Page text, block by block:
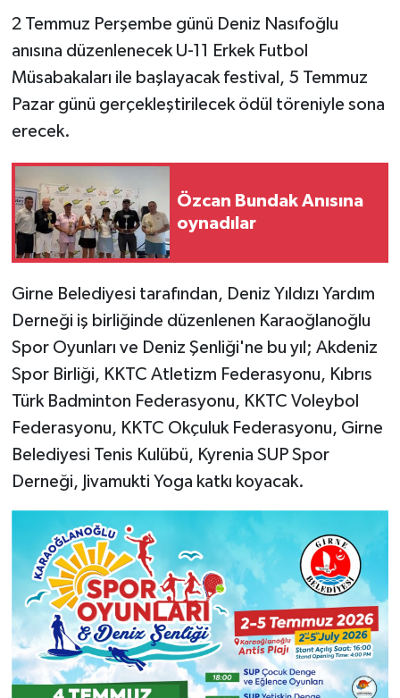
2 Temmuz Perşembe günü Deniz Nasıfoğlu
anısına düzenlenecek U-11 Erkek Futbol
Müsabakaları ile başlayacak festival, 5 Temmuz
Pazar günü gerçekleştirilecek ödül töreniyle sona
erecek.
Özcan Bundak Anısına
oynadılar
Girne Belediyesi tarafından, Deniz Yıldızı Yardım
Derneği iş birliğinde düzenlenen Karaoğlanoğlu
Spor Oyunları ve Deniz Şenliği'ne bu yıl; Akdeniz
Spor Birliği, KKTC Atletizm Federasyonu, Kıbrıs
Türk Badminton Federasyonu, KKTC Voleybol
Federasyonu, KKTC Okçuluk Federasyonu, Girne
Belediyesi Tenis Kulübü, Kyrenia SUP Spor
Derneği, Jivamukti Yoga katkı koyacak.